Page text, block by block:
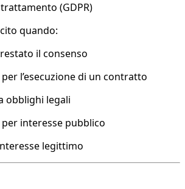
(GDPR)
quando:
il consenso
l’esecuzione di un contratto
obblighi legali
interesse pubblico
legittimo